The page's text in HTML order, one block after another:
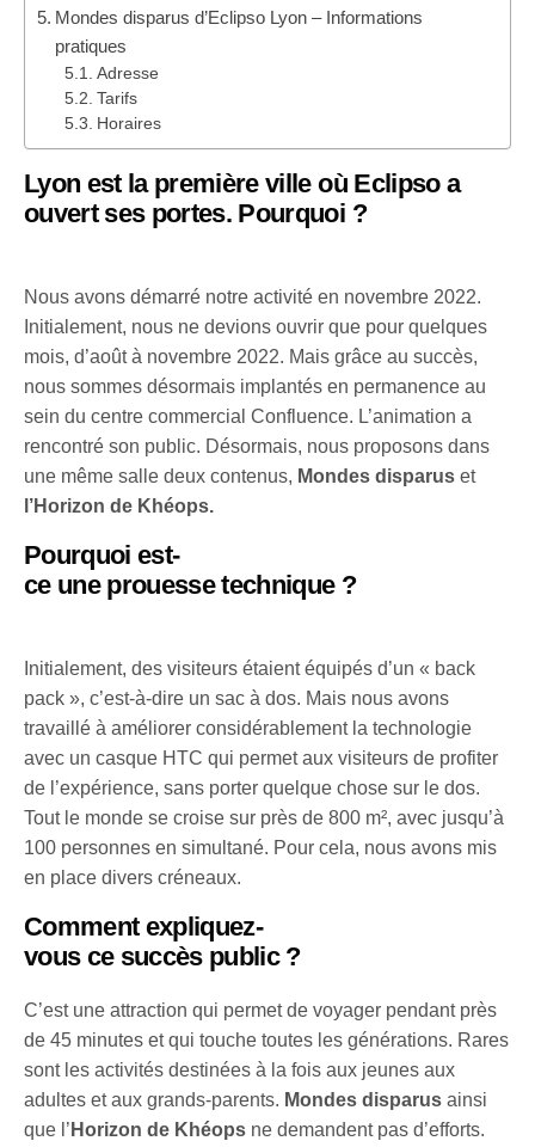
Mondes disparus d’Eclipso Lyon – Informations
pratiques
Adresse
Tarifs
Horaires
Lyon est la première ville où Eclipso a
ouvert ses portes. Pourquoi ?
Nous avons démarré notre activité en novembre 2022.
Initialement, nous ne devions ouvrir que pour quelques
mois, d’août à novembre 2022. Mais grâce au succès,
nous sommes désormais implantés en permanence au
sein du centre commercial Confluence. L’animation a
rencontré son public. Désormais, nous proposons dans
une même salle deux contenus, Mondes disparus et
l’Horizon de Khéops.
Pourquoi est-
ce une prouesse technique ?
Initialement, des visiteurs étaient équipés d’un « back
pack », c’est-à-dire un sac à dos. Mais nous avons
travaillé à améliorer considérablement la technologie
avec un casque HTC qui permet aux visiteurs de profiter
de l’expérience, sans porter quelque chose sur le dos.
Tout le monde se croise sur près de 800 m², avec jusqu’à
100 personnes en simultané. Pour cela, nous avons mis
en place divers créneaux.
Comment expliquez-
vous ce succès public ?
C’est une attraction qui permet de voyager pendant près
de 45 minutes et qui touche toutes les générations. Rares
sont les activités destinées à la fois aux jeunes aux
adultes et aux grands-parents. Mondes disparus ainsi
que l’ Horizon de Khéops ne demandent pas d’efforts.